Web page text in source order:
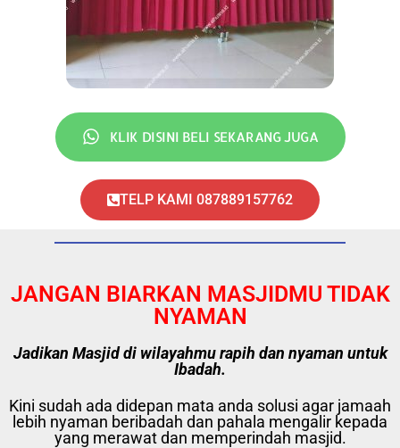
KLIK DISINI BELI SEKARANG JUGA
TELP KAMI 087889157762
JANGAN BIARKAN MASJIDMU TIDAK
NYAMAN
Jadikan Masjid di wilayahmu rapih dan nyaman untuk
Ibadah.
Kini sudah ada didepan mata anda solusi agar jamaah
lebih nyaman beribadah dan pahala mengalir kepada
yang merawat dan memperindah masjid.